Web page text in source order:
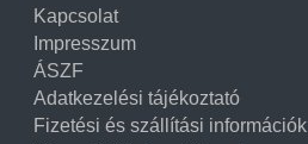
Kapcsolat
Impresszum
ÁSZF
Adatkezelési tájékoztató
Fizetési és szállítási információk